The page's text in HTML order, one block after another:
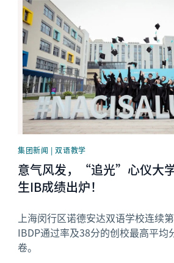
News image
集团新闻 | 双语教学
意气风发，“追光”心仪大
生IB成绩出炉！
上海闵行区诺德安达双语学校连续
IBDP通过率及38分的创校最高平均
卷。